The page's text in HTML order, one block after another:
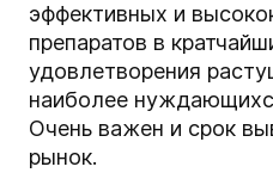
эффективных и
препаратов в
удовлетворения
наиболее
Очень важен и срок
рынок.